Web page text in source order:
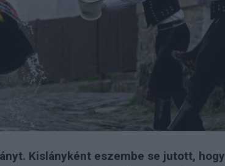
Kislányként eszembe se jutott, hogy